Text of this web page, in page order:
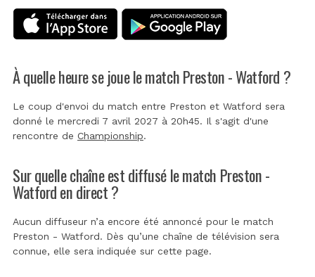
À quelle heure se joue le match Preston - Watford ?
Le coup d'envoi du match entre Preston et Watford sera
donné le mercredi 7 avril 2027 à 20h45. Il s'agit d'une
rencontre de Championship.
Sur quelle chaîne est diffusé le match Preston -
Watford en direct ?
Aucun diffuseur n’a encore été annoncé pour le match
Preston - Watford. Dès qu’une chaîne de télévision sera
connue, elle sera indiquée sur cette page.